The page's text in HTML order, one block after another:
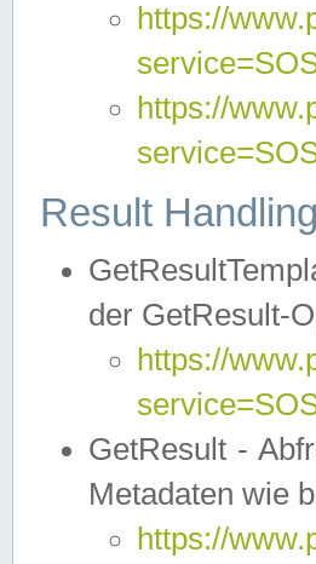
https://
https://
Result
der GetResult-
https://
GetResult -
Metadaten wie
https://